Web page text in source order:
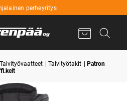
perheyritys
Talvityövaatteet Talvityötakit
Patron